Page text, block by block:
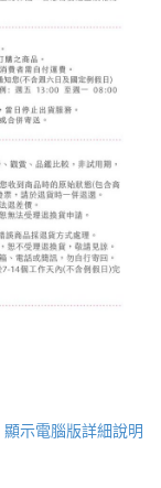
顯示電腦版詳細說明